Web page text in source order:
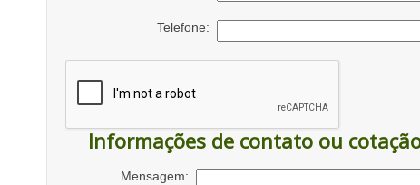
Telefone:
Informações de contato ou
Mensagem: